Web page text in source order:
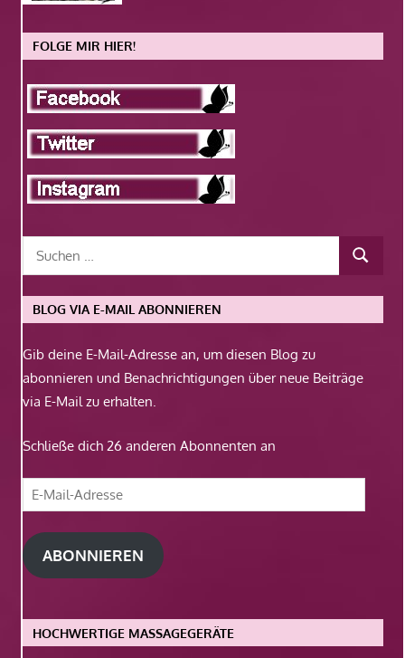
FOLGE MIR HIER!
BLOG VIA E-MAIL ABONNIEREN
Gib deine E-Mail-Adresse an, um diesen Blog zu
abonnieren und Benachrichtigungen über neue Beiträge
via E-Mail zu erhalten.
Schließe dich 26 anderen Abonnenten an
E-
Mail-
Adresse
ABONNIEREN
HOCHWERTIGE MASSAGEGERÄTE